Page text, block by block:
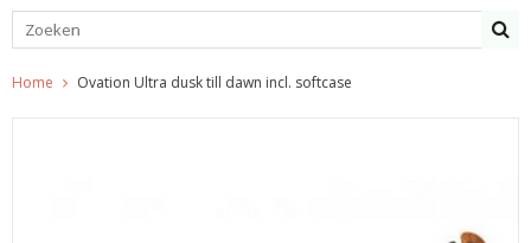
Home Ovation Ultra dusk till dawn incl. softcase